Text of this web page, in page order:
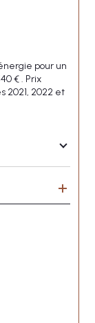
pour un
€ . Prix
2021, 2022 et